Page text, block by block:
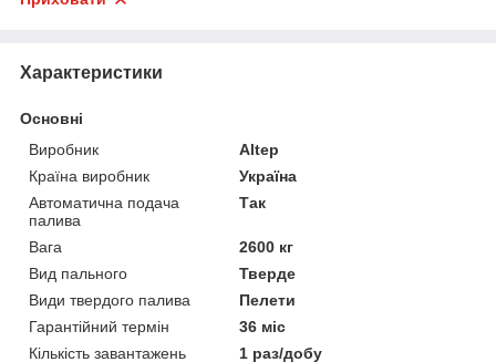
Характеристики
Основні
Виробник
Altep
Країна виробник
Україна
Автоматична подача
палива
Так
Вага
2600 кг
Вид пального
Тверде
Види твердого палива
Пелети
Гарантійний термін
36 міс
Кількість завантажень
1 раз/добу